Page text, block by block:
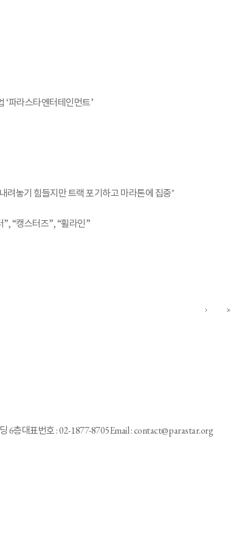
파라스타엔터테인먼트’
려놓기 힘들지만 트랙 포기하고 마라톤에 집중"
”, “캥스터즈”, “휠라인”
6층대표번호 : 02-1877-8705Email : contact@parastar.org